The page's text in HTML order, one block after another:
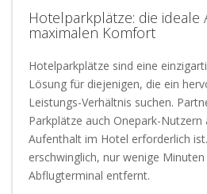
Hotelparkplätze: die ideale
maximalen Komfort
Hotelparkplätze sind eine
Lösung für diejenigen, die ein
Leistungs-Verhältnis suchen.
Parkplätze auch Onepark-Nutzern
Aufenthalt im Hotel erforderlich
erschwinglich, nur wenige
Abflugterminal entfernt.